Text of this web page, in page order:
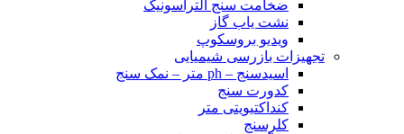
ضخامت سنج التراسونیک
نشت یاب گاز
ویدیو بروسکوپ
تجهیزات بازرسی شیمیایی
اسیدسنج – ph متر – نمک سنج
کدورت سنج
کنداکتیویتی متر
کلرسنج